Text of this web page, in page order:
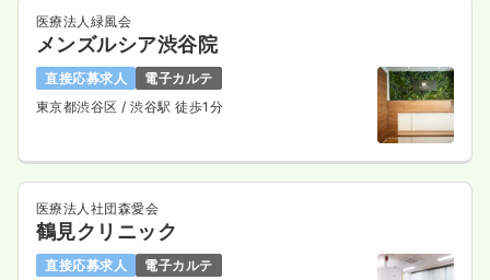
医療法人緑風会
メンズルシア渋谷院
直接応募求人
電子カルテ
東京都渋谷区 / 渋谷駅 徒歩1分
医療法人社団森愛会
鶴見クリニック
直接応募求人
電子カルテ